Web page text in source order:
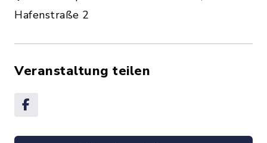
Hafenstraße 2
Veranstaltung teilen